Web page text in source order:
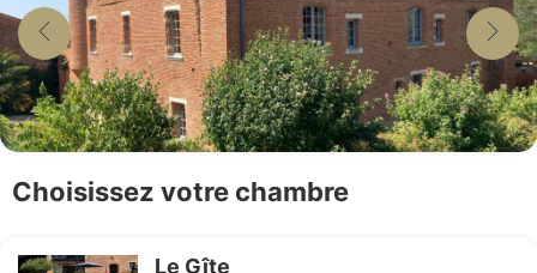
Choisissez votre chambre
Le Gîte